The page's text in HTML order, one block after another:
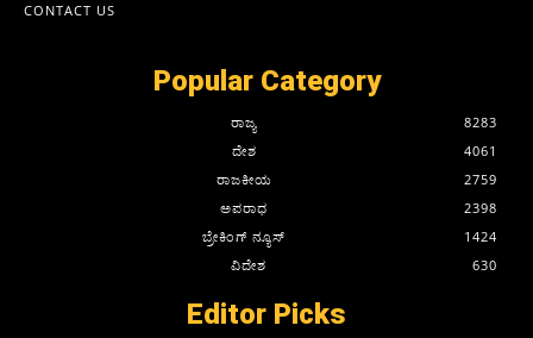
CONTACT US
Popular Category
ರಾಜ್ಯ
8283
ದೇಶ
4061
ರಾಜಕೀಯ
2759
ಅಪರಾಧ
2398
ಬ್ರೇಕಿಂಗ್ ನ್ಯೂಸ್
1424
ವಿದೇಶ
630
Editor Picks